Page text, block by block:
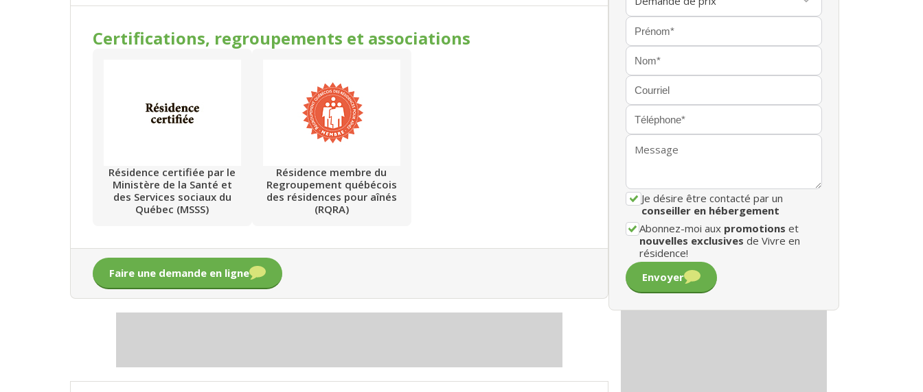
Certifications, regroupements et associations
Résidence certifiée par le
Ministère de la Santé et
des Services sociaux du
Québec (MSSS)
Résidence membre du
Regroupement québécois
des résidences pour aînés
(RQRA)
Faire une demande en ligne
Je désire être contacté par un
conseiller en hébergement
Abonnez-moi aux promotions et
nouvelles exclusives de Vivre en
résidence!
Envoyer